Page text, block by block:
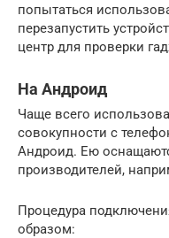
попытаться
перезапустить
центр для проверки
На Андроид
Чаще всего
совокупности с
Андроид. Ею
производителей,
Процедура
образом: